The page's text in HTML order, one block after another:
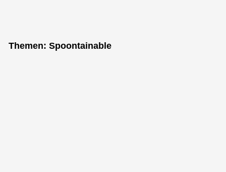
anderen
Themen: Spoontainable